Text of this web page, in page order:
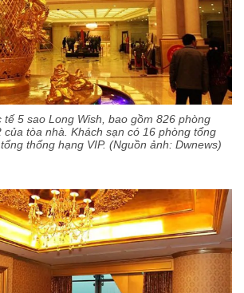
tế 5 sao Long Wish, bao gồm 826 phòng
của tòa nhà. Khách sạn có 16 phòng tổng
thống hạng VIP. (Nguồn ảnh: Dwnews)